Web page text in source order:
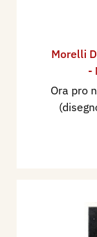
Morelli
-
Ora pro